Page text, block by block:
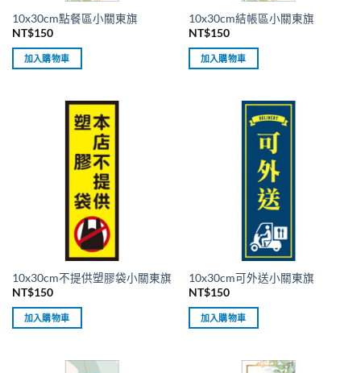
10x30cm點餐區小關東旗
NT$150
加入購物車
10x30cm結帳區小關東旗
NT$150
加入購物車
10x30cm不提供塑膠袋小關東旗
NT$150
加入購物車
10x30cm可外送小關東旗
NT$150
加入購物車